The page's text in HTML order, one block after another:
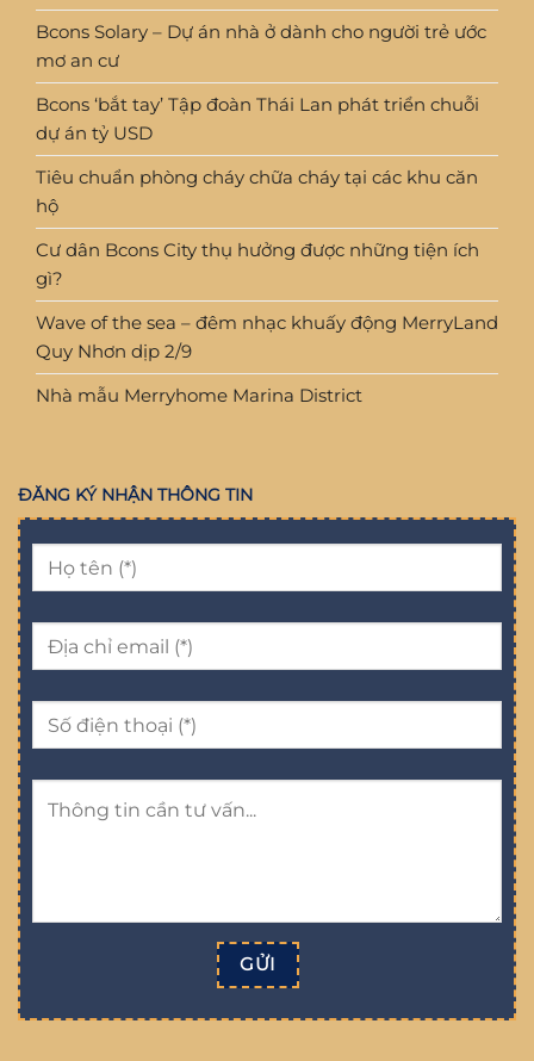
Bcons Solary – Dự án nhà ở dành cho người trẻ ước
mơ an cư
Bcons ‘bắt tay’ Tập đoàn Thái Lan phát triển chuỗi
dự án tỷ USD
Tiêu chuẩn phòng cháy chữa cháy tại các khu căn
hộ
Cư dân Bcons City thụ hưởng được những tiện ích
gì?
Wave of the sea – đêm nhạc khuấy động MerryLand
Quy Nhơn dịp 2/9
Nhà mẫu Merryhome Marina District
ĐĂNG KÝ NHẬN THÔNG TIN